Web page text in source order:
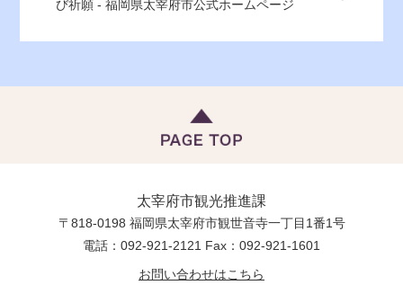
び祈願 - 福岡県太宰府市公式ホームページ
太宰府市観光推進課
〒818-0198 福岡県太宰府市観世音寺一丁目1番1号
電話：092-921-2121 Fax：092-921-1601
お問い合わせはこちら